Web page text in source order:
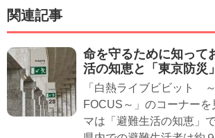
関連記事
命を守るために知って
活の知恵と「東京防災
「白熱ライブビビット
FOCUS～」のコーナーを
マは「避難生活の知恵」